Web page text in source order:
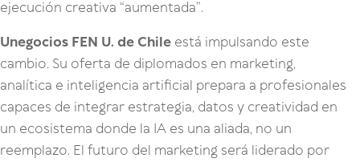
ejecución creativa “aumentada”.
Unegocios FEN U. de Chile está impulsando este
cambio. Su oferta de diplomados en marketing,
analítica e inteligencia artificial prepara a profesionales
capaces de integrar estrategia, datos y creatividad en
un ecosistema donde la IA es una aliada, no un
reemplazo. El futuro del marketing será liderado por